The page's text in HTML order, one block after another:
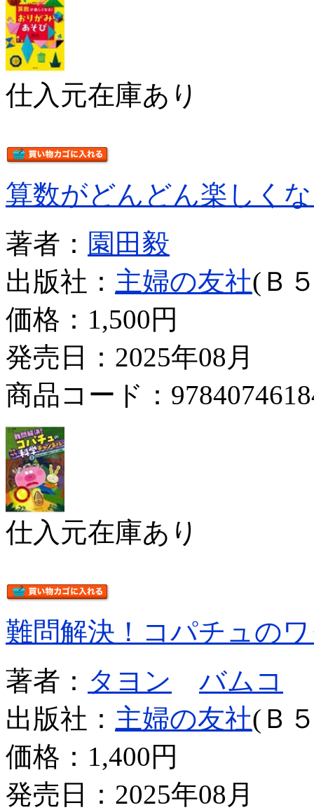
仕入元在庫あり
算数がどんどん楽しく
著者： 園田毅
出版社： 主婦の友社(Ｂ
価格： 1,500円
発売日：2025年08月
商品コード：
仕入元在庫あり
難問解決！コパチュの
著者： タヨン
バムコ
出版社： 主婦の友社(Ｂ
価格： 1,400円
発売日：2025年08月